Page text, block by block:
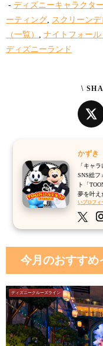
- ディズニーキャラクター
ーティング, スクリーンデ
（一覧） , ナイトフォール
ディズニーランド
\
かずき
「キャ
SNS総フ
ト「
夢を叶え
いプロフィ
今月のおすすめ
ディズニークルーズライン